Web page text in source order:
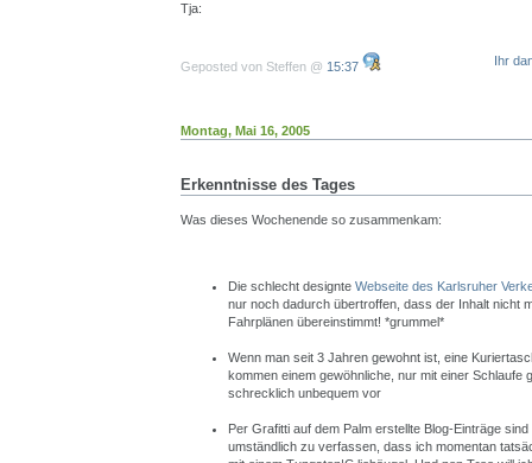
Tja:
Geposted von Steffen @ 15:37 Ihr
Montag, Mai 16, 2005
Erkenntnisse des Tages
Was dieses Wochenende so zusammenkam:
Die schlecht designte Webseite des Karlsruher
nur noch dadurch übertroffen, dass der Inhalt nicht
Fahrplänen übereinstimmt! *grummel*
Wenn man seit 3 Jahren gewohnt ist, eine
kommen einem gewöhnliche, nur mit einer Schlaufe
schrecklich unbequem vor
Per Grafitti auf dem Palm erstellte Blog-Einträge
umständlich zu verfassen, dass ich momentan